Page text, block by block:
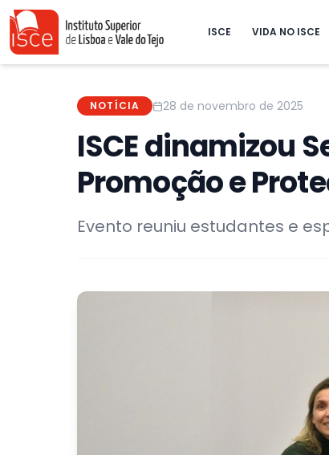
ISCE VIDA NO ISCE
NOTÍCIA 28 de novembro de 2025
ISCE dinamizou
Promoção e
Evento reuniu estudantes e